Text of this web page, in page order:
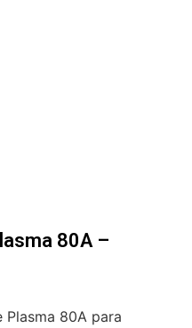
80A –
80A para